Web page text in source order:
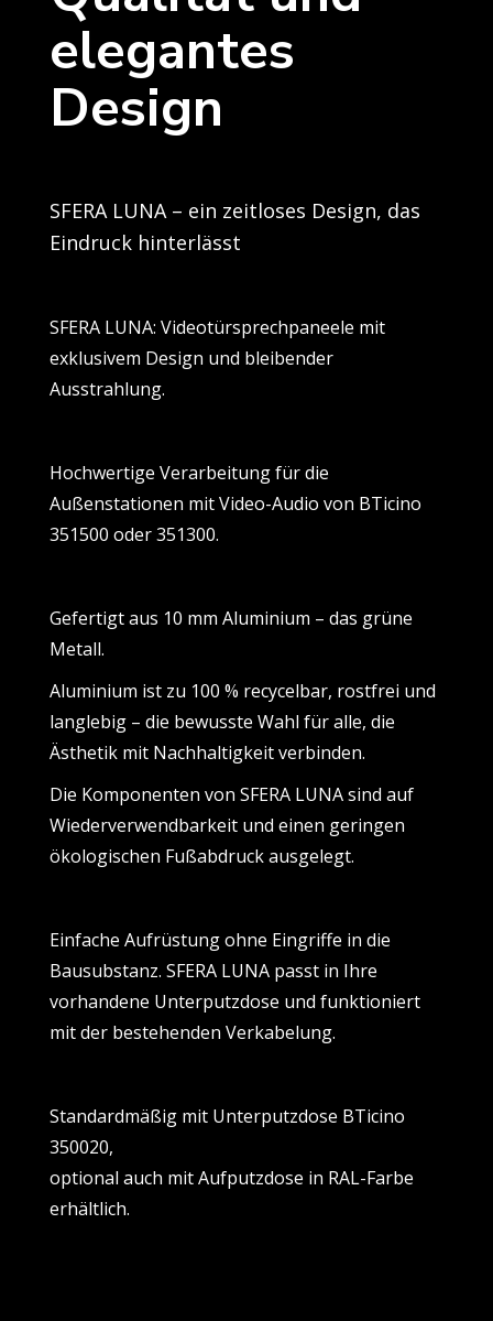
elegantes
Design
SFERA LUNA – ein zeitloses Design, das
Eindruck hinterlässt
SFERA LUNA: Videotürsprechpaneele mit
exklusivem Design und bleibender
Ausstrahlung.
Hochwertige Verarbeitung für die
Außenstationen mit Video-Audio von BTicino
351500 oder 351300.
Gefertigt aus 10 mm Aluminium – das grüne
Metall.
Aluminium ist zu 100 % recycelbar, rostfrei und
langlebig – die bewusste Wahl für alle, die
Ästhetik mit Nachhaltigkeit verbinden.
Die Komponenten von SFERA LUNA sind auf
Wiederverwendbarkeit und einen geringen
ökologischen Fußabdruck ausgelegt.
Einfache Aufrüstung ohne Eingriffe in die
Bausubstanz. SFERA LUNA passt in Ihre
vorhandene Unterputzdose und funktioniert
mit der bestehenden Verkabelung.
Standardmäßig mit Unterputzdose BTicino
350020,
optional auch mit Aufputzdose in RAL-Farbe
erhältlich.